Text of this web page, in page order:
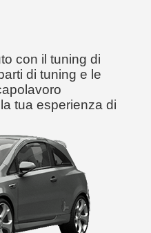
con il tuning di
di tuning e le
tua esperienza di